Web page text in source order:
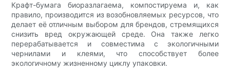
Крафт-бумага биоразлагаема, компостируема и, как
правило, производится из возобновляемых ресурсов, что
делает её отличным выбором для брендов, стремящихся
снизить вред окружающей среде. Она также легко
перерабатывается и совместима с экологичными
чернилами и клеями, что способствует более
экологичному жизненному циклу упаковки.